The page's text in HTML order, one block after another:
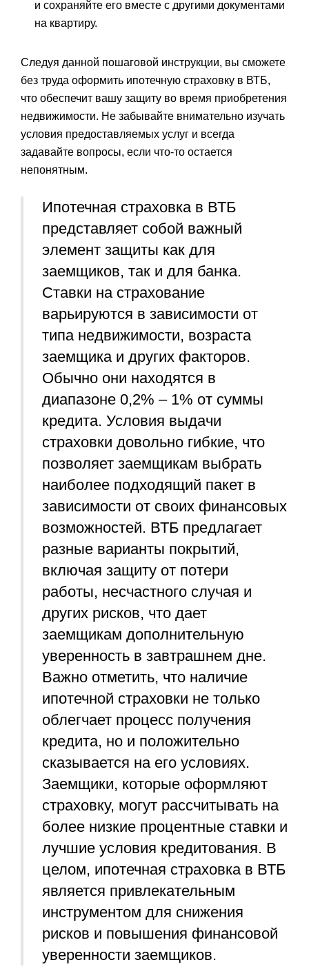
и сохраняйте его вместе с другими документами
на квартиру.
Следуя данной пошаговой инструкции, вы сможете
без труда оформить ипотечную страховку в ВТБ,
что обеспечит вашу защиту во время приобретения
недвижимости. Не забывайте внимательно изучать
условия предоставляемых услуг и всегда
задавайте вопросы, если что-то остается
непонятным.
Ипотечная страховка в ВТБ
представляет собой важный
элемент защиты как для
заемщиков, так и для банка.
Ставки на страхование
варьируются в зависимости от
типа недвижимости, возраста
заемщика и других факторов.
Обычно они находятся в
диапазоне 0,2% – 1% от суммы
кредита. Условия выдачи
страховки довольно гибкие, что
позволяет заемщикам выбрать
наиболее подходящий пакет в
зависимости от своих финансовых
возможностей. ВТБ предлагает
разные варианты покрытий,
включая защиту от потери
работы, несчастного случая и
других рисков, что дает
заемщикам дополнительную
уверенность в завтрашнем дне.
Важно отметить, что наличие
ипотечной страховки не только
облегчает процесс получения
кредита, но и положительно
сказывается на его условиях.
Заемщики, которые оформляют
страховку, могут рассчитывать на
более низкие процентные ставки и
лучшие условия кредитования. В
целом, ипотечная страховка в ВТБ
является привлекательным
инструментом для снижения
рисков и повышения финансовой
уверенности заемщиков.